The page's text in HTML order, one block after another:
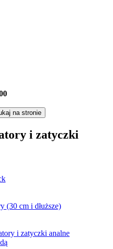
na stronie
i zatyczki
(30 cm i dłuższe)
i zatyczki analne